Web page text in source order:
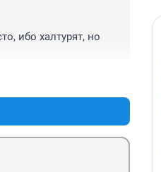
ибо халтурят, но